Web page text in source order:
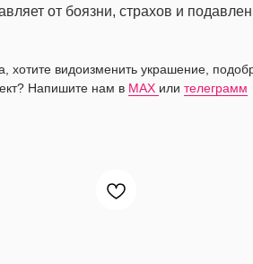
от боязни, страхов и
хотите видоизменить украшение,
Напишите нам в MAX или телеграмм